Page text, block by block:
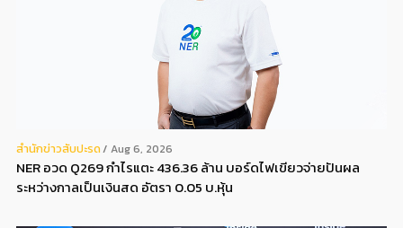
สํานักข่าวสับปะรด Aug 6, 2026
NER อวด Q269 กำไรแตะ 436.36 ล้าน บอร์ดไฟเขียวจ่ายปันผล
ระหว่างกาลเป็นเงินสด อัตรา 0.05 บ.หุ้น